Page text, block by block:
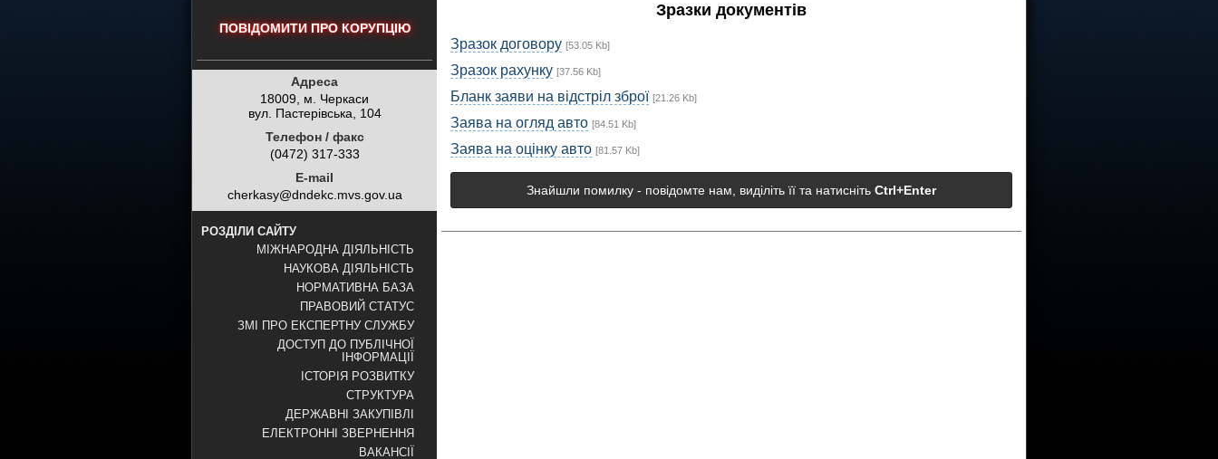
- проведення всих видів судових
експертиз
ПОВІДОМИТИ ПРО КОРУПЦІЮ
Адреса
18009, м. Черкаси
вул. Пастерівська, 104
Телефон / факс
(0472) 317-333
E-mail
cherkasy@dndekc.mvs.gov.ua
РОЗДІЛИ САЙТУ
МІЖНАРОДНА ДІЯЛЬНІСТЬ
НАУКОВА ДІЯЛЬНІСТЬ
НОРМАТИВНА БАЗА
ПРАВОВИЙ СТАТУС
ЗМІ ПРО ЕКСПЕРТНУ СЛУЖБУ
ДОСТУП ДО ПУБЛІЧНОЇ
ІНФОРМАЦІЇ
ІСТОРІЯ РОЗВИТКУ
СТРУКТУРА
ДЕРЖАВНІ ЗАКУПІВЛІ
ЕЛЕКТРОННІ ЗВЕРНЕННЯ
ВАКАНСІЇ
Зразки документів
Зразок договору [53.05 Kb]
Зразок рахунку [37.56 Kb]
Бланк заяви на відстріл зброї [21.26 Kb]
Заява на огляд авто [84.51 Kb]
Заява на оцінку авто [81.57 Kb]
Знайшли помилку - повідомте нам, виділіть її та натисніть Ctrl+Enter